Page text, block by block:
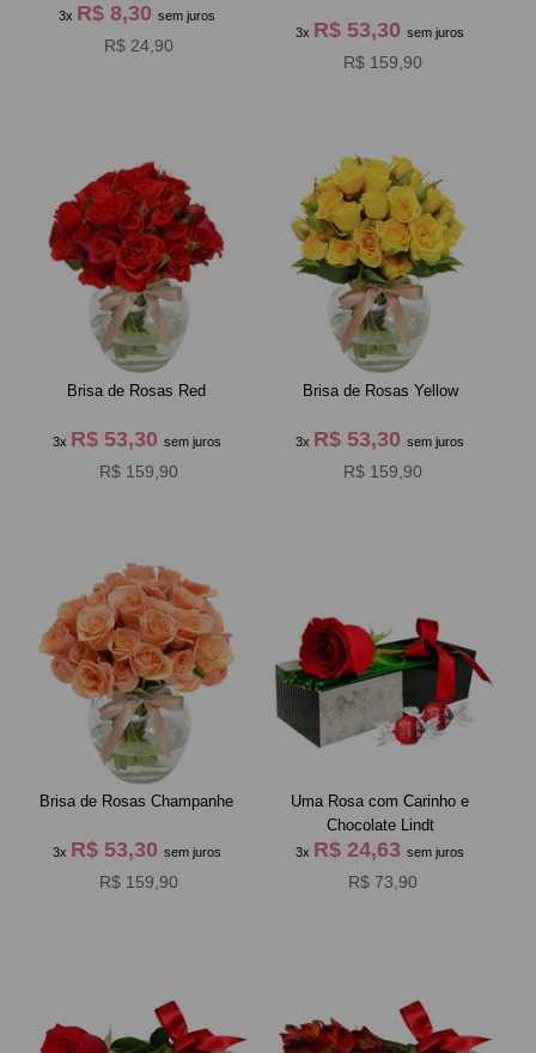
3x R$ 8,30 sem juros
R$ 24,90
3x R$ 53,30sem juros
R$ 159,90
Brisa de Rosas Red
3x R$ 53,30 sem juros
R$ 159,90
Brisa de Rosas Yellow
3x R$ 53,30sem juros
R$ 159,90
Brisa de Rosas Champanhe
3x R$ 53,30 sem juros
R$ 159,90
Uma Rosa com Carinho e
Chocolate Lindt
3x R$ 24,63sem juros
R$ 73,90